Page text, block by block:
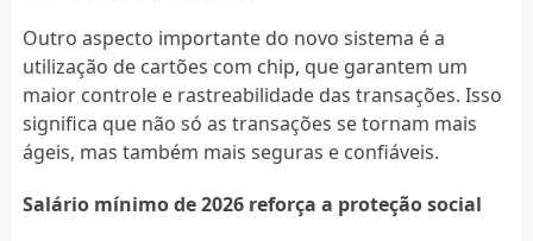
Outro aspecto importante do novo sistema é a
utilização de cartões com chip, que garantem um
maior controle e rastreabilidade das transações. Isso
significa que não só as transações se tornam mais
ágeis, mas também mais seguras e confiáveis.
Salário mínimo de 2026 reforça a proteção social